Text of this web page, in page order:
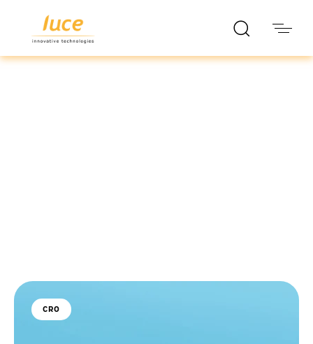
CRO